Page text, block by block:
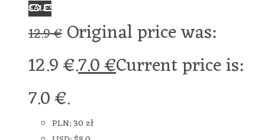
SALE!
12.9€ Original price was:
12.9 €.7.0€Current price is:
7.0 €.
PLN:30 zł